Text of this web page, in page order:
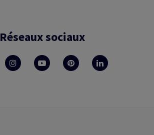
Réseaux sociaux